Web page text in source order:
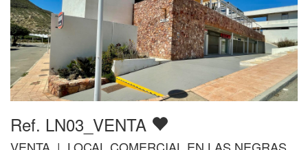
Ref. LN03_VENTA